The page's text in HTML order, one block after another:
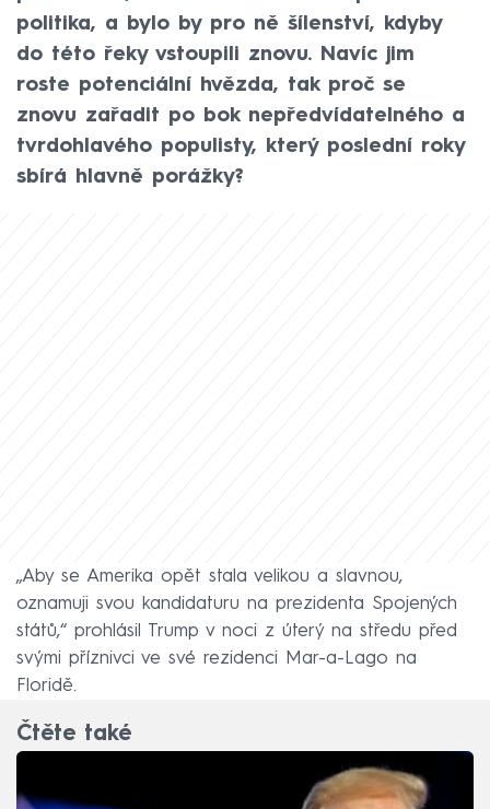
politika, a bylo by pro ně šílenství, kdyby
do této řeky vstoupili znovu. Navíc jim
roste potenciální hvězda, tak proč se
znovu zařadit po bok nepředvídatelného a
tvrdohlavého populisty, který poslední roky
sbírá hlavně porážky?
„Aby se Amerika opět stala velikou a slavnou,
oznamuji svou kandidaturu na prezidenta Spojených
států,“ prohlásil Trump v noci z úterý na středu před
svými příznivci ve své rezidenci Mar-a-Lago na
Floridě.
Čtěte také